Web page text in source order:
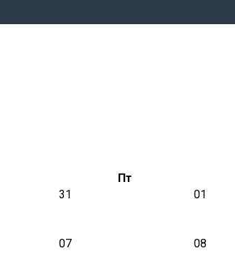
Пт
31 01
07 08